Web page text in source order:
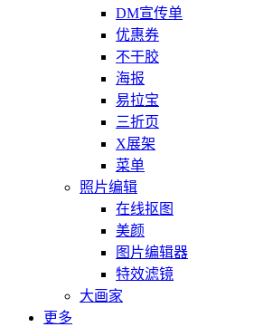
DM宣传单
优惠券
不干胶
海报
易拉宝
三折页
X展架
菜单
照片编辑
在线抠图
美颜
图片编辑器
特效滤镜
大画家
更多